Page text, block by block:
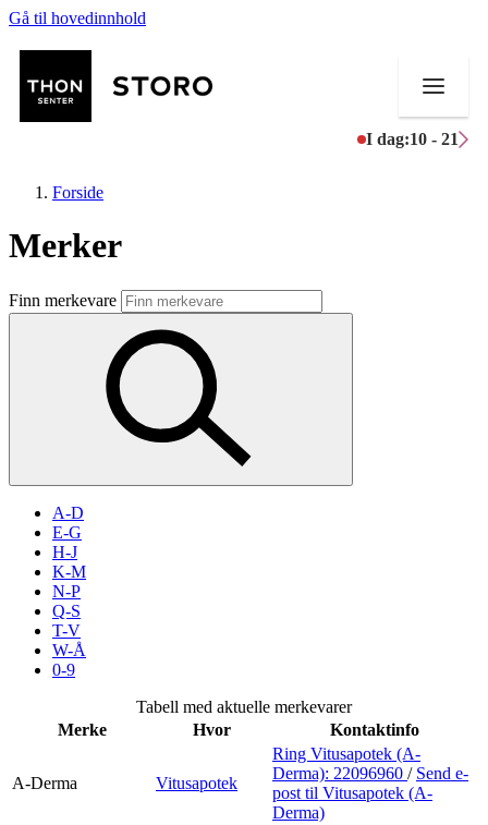
Gå til hovedinnhold
I dag:10 - 21
Butikker
Mat og drikke
Aktiviteter
Merker
Inspirasjon
Søk
Åpningstider
Praktisk informasjon
Forside
Merker
Finn merkevare
A-D
E-G
H-J
K-M
N-P
Q-S
T-V
W-Å
0-9
Tabell med aktuelle merkevarer
Merke
Hvor Kontaktinfo
A-Derma Vitusapotek
Ring Vitusapotek (A-
Derma): 22096960 / Send e-
post til Vitusapotek (A-
Derma)